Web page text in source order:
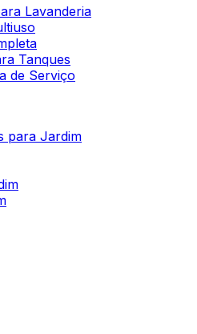
Lavanderia
Tanques
de Serviço
para Jardim